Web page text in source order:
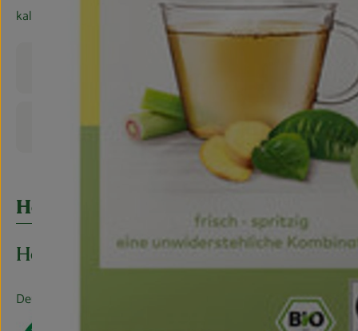
kalt oder heiß ein würzig-frischer Genuss
Produktinformationen
Produktdatenblatt
Herkunft
Hersteller: LEBENSBAUM
Deutschland